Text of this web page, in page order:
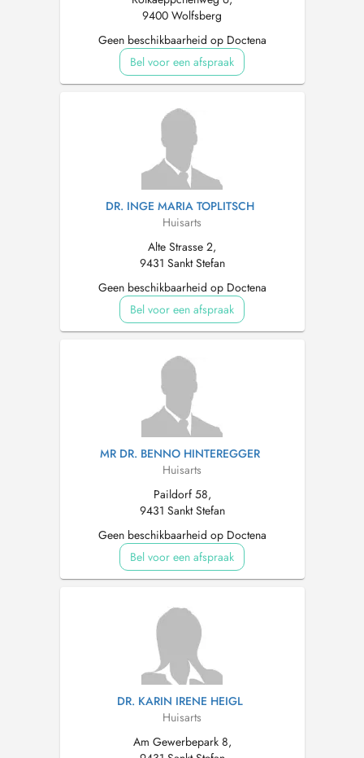
9400 Wolfsberg
Geen beschikbaarheid op Doctena
Bel voor een afspraak
DR. INGE MARIA TOPLITSCH
Huisarts
Alte Strasse 2,
9431 Sankt Stefan
Geen beschikbaarheid op Doctena
Bel voor een afspraak
MR DR. BENNO HINTEREGGER
Huisarts
Paildorf 58,
9431 Sankt Stefan
Geen beschikbaarheid op Doctena
Bel voor een afspraak
DR. KARIN IRENE HEIGL
Huisarts
Am Gewerbepark 8,